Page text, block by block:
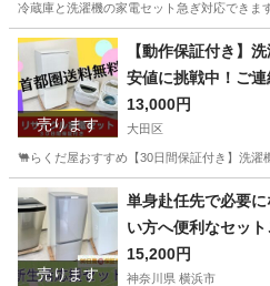
冷蔵庫と洗濯機の家電セット急ぎ対応でき
千葉 船橋市 キッチン家電 階段
売ります
【動作保証付き】
安値に挑戦中！ご
13,000円
大田区
🐫らくだ屋おすすめ【30日間保証付き】洗
東京 大田区 キッチン家電 神奈
取り付け
売ります
単身赴任先で必要
い方へ便利なセッ
15,200円
神奈川県 横浜市